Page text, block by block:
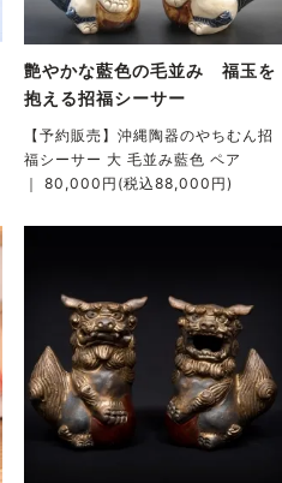
艶やかな藍色の毛並み 福玉を
抱える招福シーサー
【予約販売】沖縄陶器のやちむん招
福シーサー 大 毛並み藍色 ペア
｜ 80,000円(税込88,000円)